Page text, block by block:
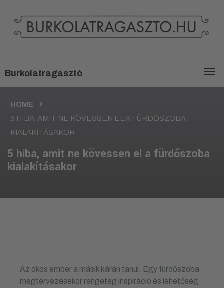
HOME
5 HIBA, AMIT NE KÖVESSEN EL A FÜRDŐSZOBA
KIALAKÍTÁSAKOR
5 hiba, amit ne kövessen el a fürdőszoba
kialakításakor
Az okos ember a másik kárán tanul. Egy fürdőszoba
megtervezésekor rengeteg inspiráció és lehetőség